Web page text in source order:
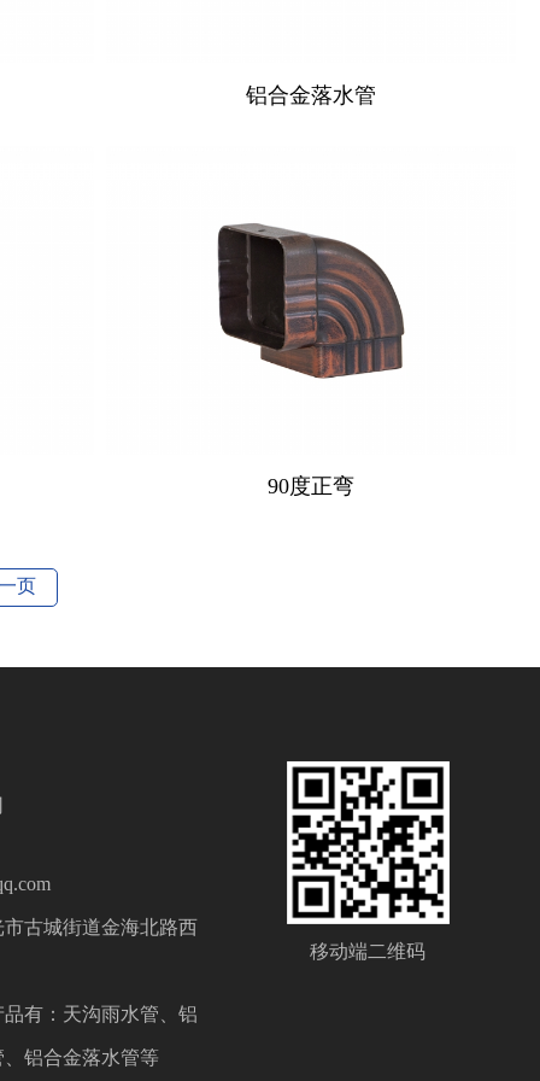
铝合金落水管
90度正弯
页
古城街道金海北路西
有：天沟雨水管、铝
铝合金落水管等
移动端二维码